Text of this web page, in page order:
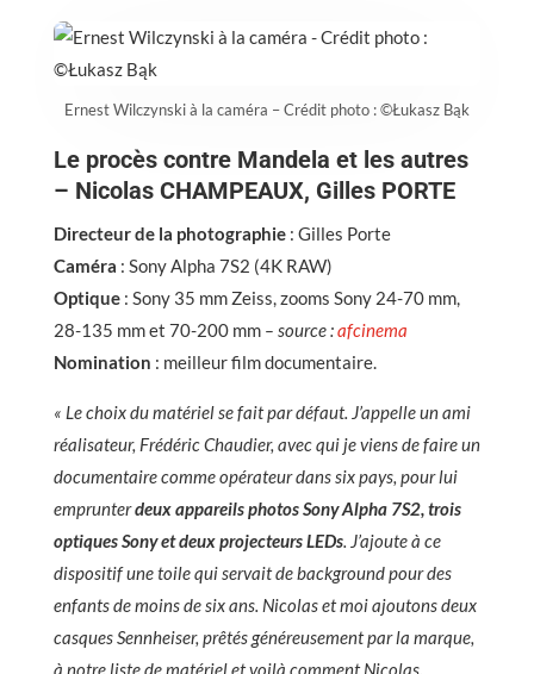
Ernest Wilczynski à la caméra – Crédit photo : ©Łukasz Bąk
Le procès contre Mandela et les autres
– Nicolas CHAMPEAUX, Gilles PORTE
Directeur de la photographie: Gilles Porte
Caméra : Sony Alpha 7S2 (4K RAW)
Optique: Sony 35 mm Zeiss, zooms Sony 24-70 mm,
28-135 mm et 70-200 mm – source :afcinema
Nomination : meilleur film documentaire.
« Le choix du matériel se fait par défaut. J’appelle un ami
réalisateur, Frédéric Chaudier, avec qui je viens de faire un
documentaire comme opérateur dans six pays, pour lui
emprunterdeux appareils photos Sony Alpha 7S2, trois
optiques Sony et deux projecteurs LEDs. J’ajoute à ce
dispositif une toile qui servait de background pour des
enfants de moins de six ans. Nicolas et moi ajoutons deux
casques Sennheiser, prêtés généreusement par la marque,
à notre liste de matériel et voilà comment Nicolas,